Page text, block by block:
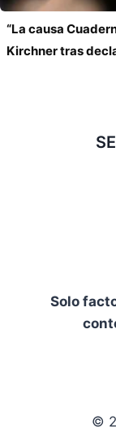
“La causa
Kirchner tras
Solo
©